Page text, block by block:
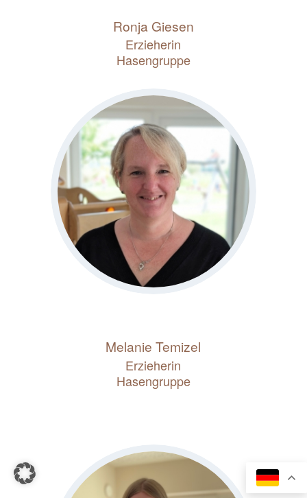
Ronja Giesen
Erzieherin
Hasengruppe
Melanie Temizel
Erzieherin
Hasengruppe